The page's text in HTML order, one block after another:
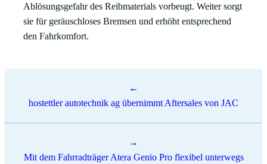
Ablösungsgefahr des Reibmaterials vorbeugt. Weiter sorgt
sie für geräuschloses Bremsen und erhöht entsprechend
den Fahrkomfort.
hostettler autotechnik ag übernimmt Aftersales von JAC
Mit dem Fahrradträger Atera Genio Pro flexibel unterwegs